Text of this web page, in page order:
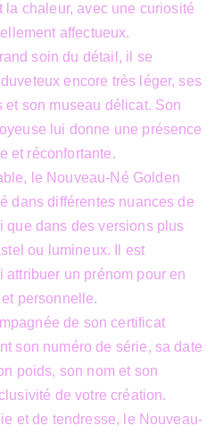
la chaleur, avec une curiosité
affectueux.
soin du détail, il se
encore très léger, ses
son museau délicat. Son
lui donne une présence
et réconfortante.
le Nouveau-Né Golden
dans différentes nuances de
que dans des versions plus
ou lumineux. Il est
un prénom pour en
personnelle.
de son certificat
son numéro de série, sa date
poids, son nom et son
de votre création.
et de tendresse, le Nouveau-